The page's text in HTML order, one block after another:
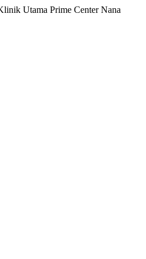
Utama Prime Center Nana